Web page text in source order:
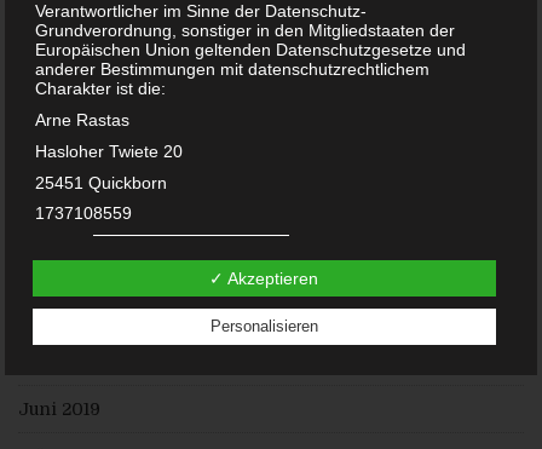
Juni 2020
Mai 2020
Februar 2020
Januar 2020
Dezember 2019
August 2019
Juni 2019
Verantwortlicher im Sinne der Datenschutz-
Grundverordnung, sonstiger in den Mitgliedstaaten der
Europäischen Union geltenden Datenschutzgesetze und
anderer Bestimmungen mit datenschutzrechtlichem
Charakter ist die:
Arne Rastas
Hasloher Twiete 20
25451 Quickborn
1737108559
Cookies / SessionStorage / LocalStorage
Die Internetseiten verwenden teilweise so genannte Cookies,
machen. Local Storage und SessionStorage ist eine
Technologie, mit welcher ihr Browser Daten auf Ihrem
✓ Akzeptieren
Personalisieren